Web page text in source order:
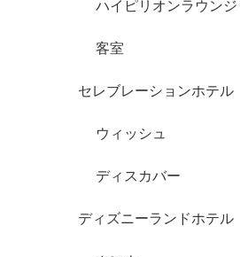
ハイピリオンラウンジ
客室
セレブレーションホテル
ウィッシュ
ディスカバー
ディズニーランドホテル